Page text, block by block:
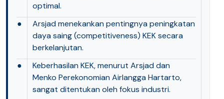
optimal.
●
Arsjad menekankan pentingnya peningkatan
daya saing (competitiveness) KEK secara
berkelanjutan.
●
Keberhasilan KEK, menurut Arsjad dan
Menko Perekonomian Airlangga Hartarto,
sangat ditentukan oleh fokus industri.